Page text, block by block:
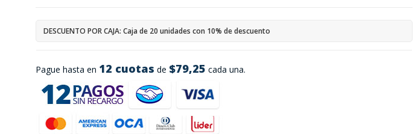
Pague hasta en 12 cuotas de $79,25 cada una.
DESCUENTO POR CAJA: Caja de 20 unidades con 10% de descuento